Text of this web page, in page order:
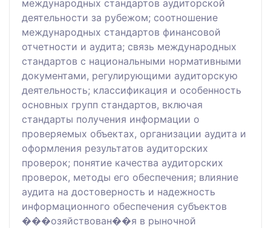
международных стандартов аудиторской
деятельности за рубежом; соотношение
международных стандартов финансовой
отчетности и аудита; связь международных
стандартов с национальными нормативными
документами, регулирующими аудиторскую
деятельность; классификация и особенность
основных групп стандартов, включая
стандарты получения информации о
проверяемых объектах, организации аудита и
оформления результатов аудиторских
проверок; понятие качества аудиторских
проверок, методы его обеспечения; влияние
аудита на достоверность и надежность
информационного обеспечения субъектов
���озяйствован��я в рыночной